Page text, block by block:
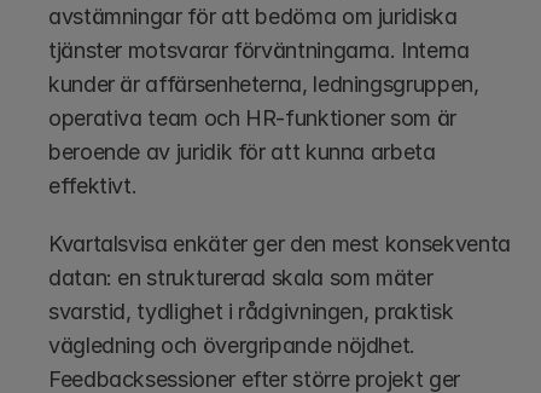
avstämningar för att bedöma om juridiska
tjänster motsvarar förväntningarna. Interna
kunder är affärsenheterna, ledningsgruppen,
operativa team och HR-funktioner som är
beroende av juridik för att kunna arbeta
effektivt.
Kvartalsvisa enkäter ger den mest konsekventa
datan: en strukturerad skala som mäter
svarstid, tydlighet i rådgivningen, praktisk
vägledning och övergripande nöjdhet.
Feedbacksessioner efter större projekt ger